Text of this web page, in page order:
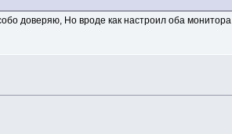
доверяю, Но вроде как настроил оба